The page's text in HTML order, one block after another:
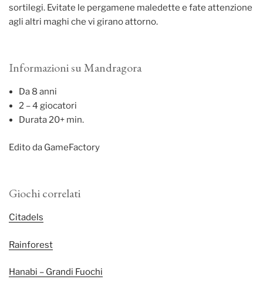
sortilegi. Evitate le pergamene maledette e fate attenzione
agli altri maghi che vi girano attorno.
Informazioni su Mandragora
Da 8 anni
2 – 4 giocatori
Durata 20+ min.
Edito da GameFactory
Giochi correlati
Citadels
Rainforest
Hanabi – Grandi Fuochi